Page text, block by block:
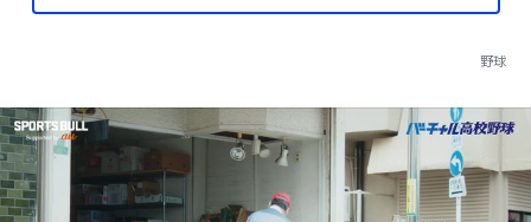
野球